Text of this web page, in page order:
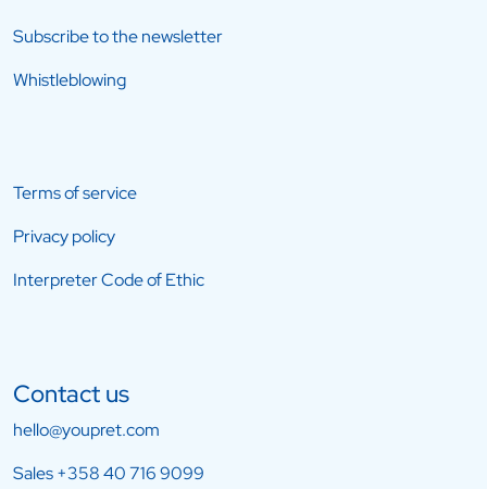
Subscribe to the newsletter
Whistleblowing
Terms of service
Privacy policy
Interpreter Code of Ethic
Contact us
hello@youpret.com
Sales+358 40 716 9099